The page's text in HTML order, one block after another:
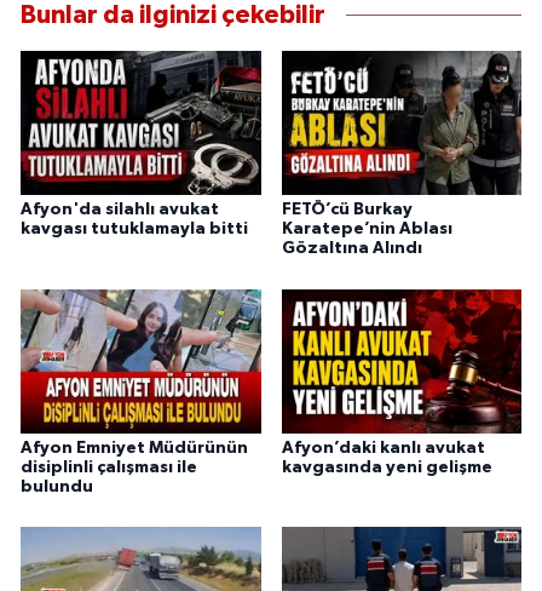
Bunlar da ilginizi çekebilir
Afyon'da silahlı avukat
kavgası tutuklamayla bitti
FETÖ’cü Burkay
Karatepe’nin Ablası
Gözaltına Alındı
Afyon Emniyet Müdürünün
disiplinli çalışması ile
bulundu
Afyon’daki kanlı avukat
kavgasında yeni gelişme